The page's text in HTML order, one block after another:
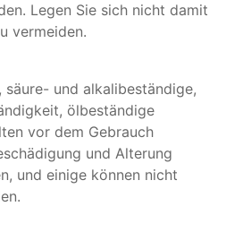
Legen Sie sich nicht damit
vermeiden.
säure- und alkalibeständige,
ölbeständige
vor dem Gebrauch
und Alterung
und einige können nicht